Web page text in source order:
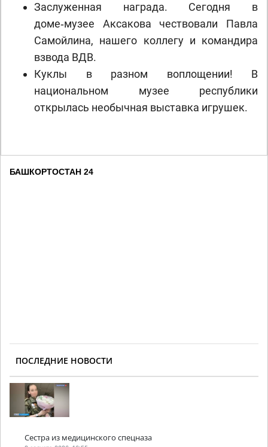
Заслуженная награда. Сегодня в
доме‑музее Аксакова чествовали Павла
Самойлина, нашего коллегу и командира
взвода ВДВ.
Куклы в разном воплощении! В
национальном музее республики
открылась необычная выставка игрушек.
БАШКОРТОСТАН 24
ПОСЛЕДНИЕ НОВОСТИ
Сестра из медицинского спецназа